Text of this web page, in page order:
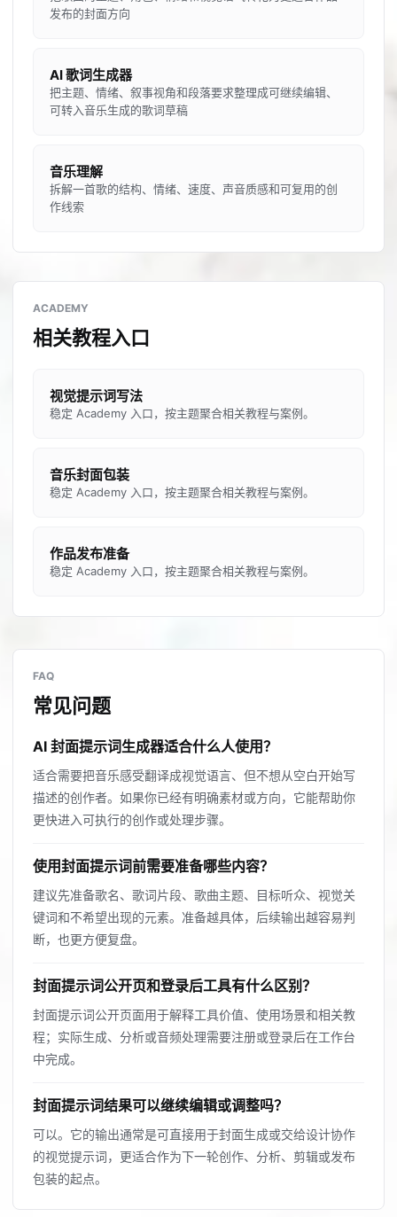
发布的封面方向
AI 歌词生成器
把主题、情绪、叙事视角和段落要求整理成可继续编辑、
可转入音乐生成的歌词草稿
音乐理解
拆解一首歌的结构、情绪、速度、声音质感和可复用的创
作线索
ACADEMY
相关教程入口
视觉提示词写法
稳定 Academy 入口，按主题聚合相关教程与案例。
音乐封面包装
稳定 Academy 入口，按主题聚合相关教程与案例。
作品发布准备
稳定 Academy 入口，按主题聚合相关教程与案例。
FAQ
常见问题
AI 封面提示词生成器适合什么人使用？
适合需要把音乐感受翻译成视觉语言、但不想从空白开始写
描述的创作者。如果你已经有明确素材或方向，它能帮助你
更快进入可执行的创作或处理步骤。
使用封面提示词前需要准备哪些内容？
建议先准备歌名、歌词片段、歌曲主题、目标听众、视觉关
键词和不希望出现的元素。准备越具体，后续输出越容易判
断，也更方便复盘。
封面提示词公开页和登录后工具有什么区别？
封面提示词公开页面用于解释工具价值、使用场景和相关教
程；实际生成、分析或音频处理需要注册或登录后在工作台
中完成。
封面提示词结果可以继续编辑或调整吗？
可以。它的输出通常是可直接用于封面生成或交给设计协作
的视觉提示词，更适合作为下一轮创作、分析、剪辑或发布
包装的起点。